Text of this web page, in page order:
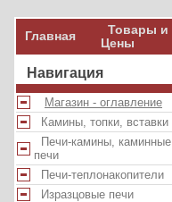
Главная
Товары и
Цены
Навигация
Магазин - оглавление
Камины, топки, вставки
Печи-камины, каминные
печи
Печи-теплонакопители
Изразцовые печи